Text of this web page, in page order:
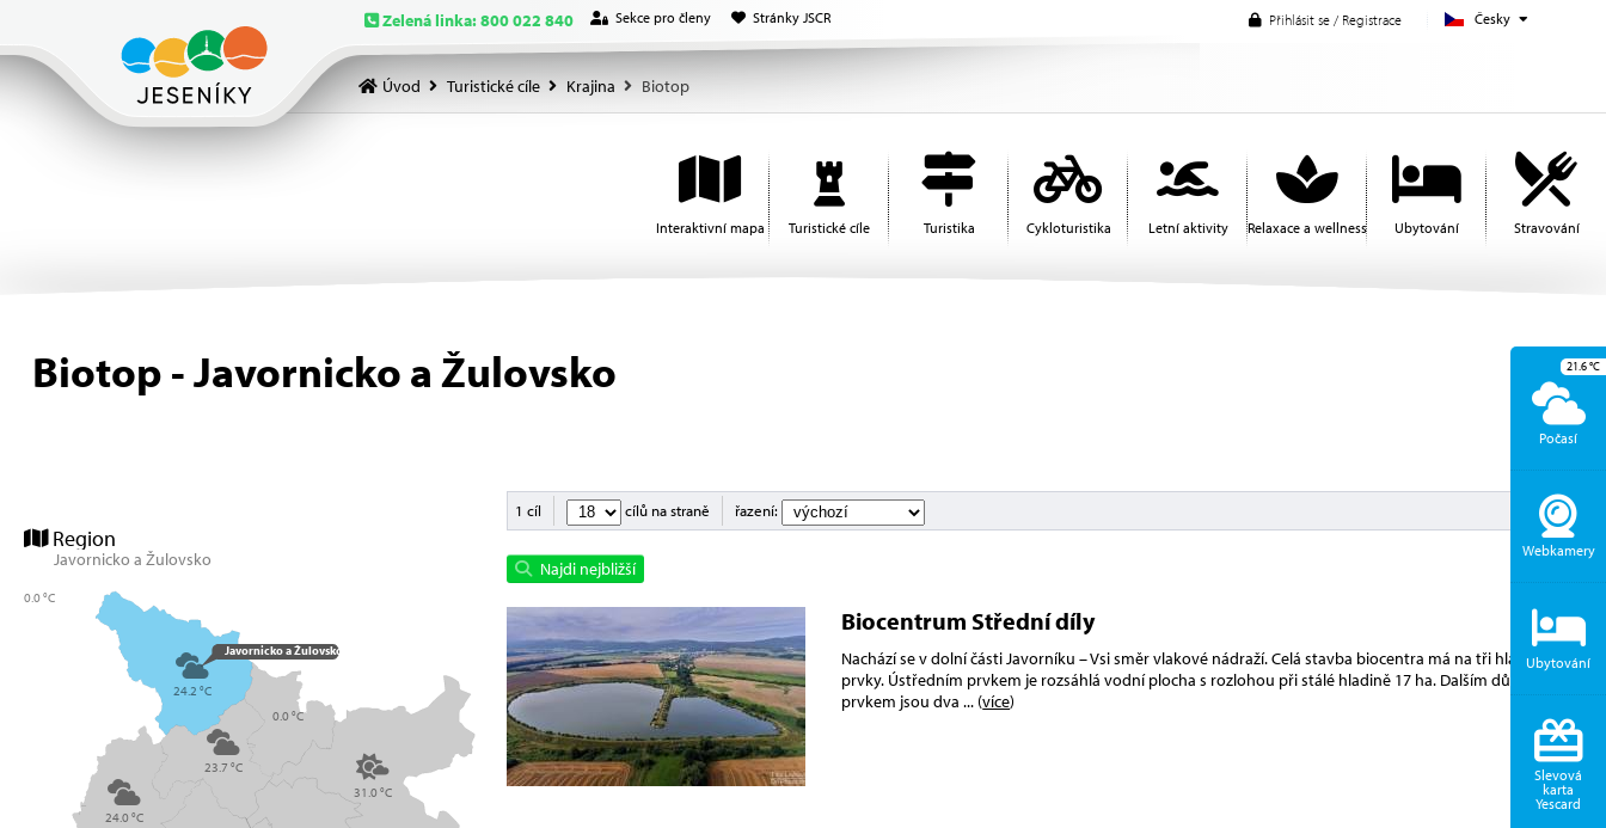
Česky
Přihlásit se / Registrace
Zelená linka: 800 022 840 Sekce pro členy Stránky JSCR
Úvod Turistické cíle Krajina Biotop
Interaktivní mapa Turistické cíle Turistika Cykloturistika Letní aktivity Relaxace a wellness Ubytování Stravování
Biotop - Javornicko a Žulovsko
Region
Javornicko a Žulovsko
23.7 °C
24.2 °C
0.0 °C
24.0 °C
31.0 °C
0.0 °C
Javornicko a Žulovsko
1 cíl cílů na straně řazení:
Najdi nejbližší
Biocentrum Střední díly
Nachází se v dolní části Javorníku – Vsi směr vlakové nádraží. Celá stavba biocentra má na tři hlavní
prvky. Ústředním prvkem je rozsáhlá vodní plocha s rozlohou při stálé hladině 17 ha. Dalším důležitým
prvkem jsou dva... (více)
Počasí
21.6°C
Webkamery
Ubytování
Slevová
karta
Yescard